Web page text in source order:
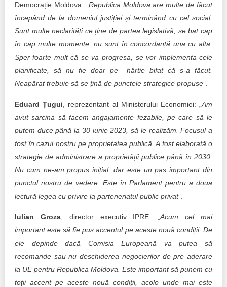
Democrație Moldova: „ Republica Moldova are multe de făcut
începând de la domeniul justiției și terminând cu cel social.
Sunt multe neclarități ce ține de partea legislativă, se bat cap
în cap multe momente, nu sunt în concordanță una cu alta.
Sper foarte mult că se va progresa, se vor implementa cele
planificate, să nu fie doar pe hârtie bifat că s-a făcut.
Neapărat trebuie să se țină de punctele strategice propuse”.
Eduard Țugui , reprezentant al Ministerului Economiei: „Am
avut sarcina să facem angajamente fezabile, pe care să le
putem duce până la 30 iunie 2023, să le realizăm. Focusul a
fost în cazul nostru pe proprietatea publică. A fost elaborată o
strategie de administrare a proprietății publice până în 2030.
Nu cum ne-am propus inițial, dar este un pas important din
punctul nostru de vedere. Este în Parlament pentru a doua
lectură legea cu privire la parteneriatul public privat”.
Iulian Groza, director executiv IPRE: „Acum cel mai
important este să fie pus accentul pe aceste nouă condiții. De
ele depinde dacă Comisia Europeană va putea să
recomande sau nu deschiderea negocierilor de pre aderare
la UE pentru Republica Moldova. Este important să punem cu
toții accent pe aceste nouă condiții, acolo unde mai este